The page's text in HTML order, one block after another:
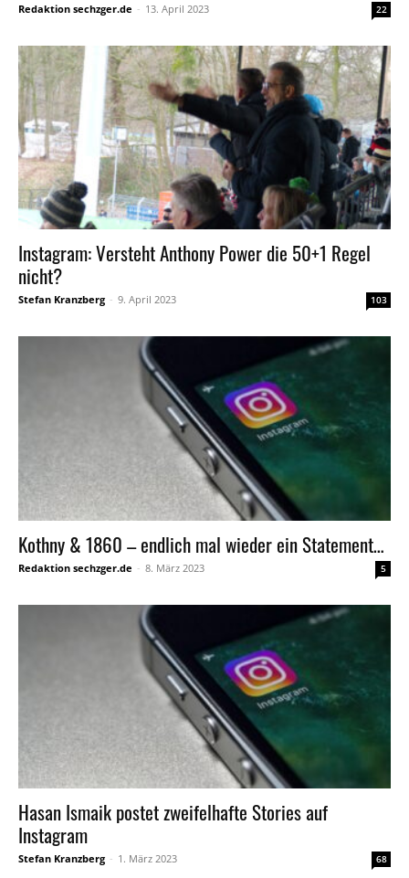
Redaktion sechzger.de - 13. April 2023 22
Instagram: Versteht Anthony Power die 50+1 Regel
nicht?
Stefan Kranzberg - 9. April 2023 103
Kothny & 1860 – endlich mal wieder ein Statement…
Redaktion sechzger.de - 8. März 2023 5
Hasan Ismaik postet zweifelhafte Stories auf
Instagram
Stefan Kranzberg - 1. März 2023 68